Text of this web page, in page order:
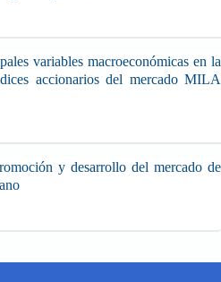
variables macroeconómicas en la
accionarios del mercado MILA
y desarrollo del mercado de